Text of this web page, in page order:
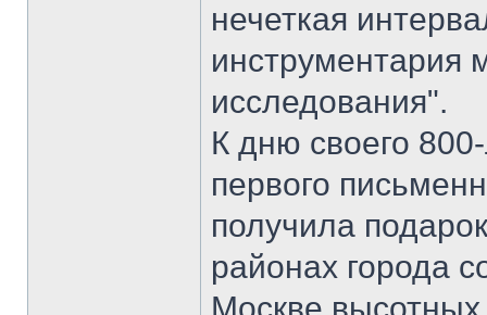
нечеткая
инструментария
исследования".
К дню своего
первого
получила
районах города